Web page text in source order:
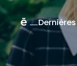
Accueil